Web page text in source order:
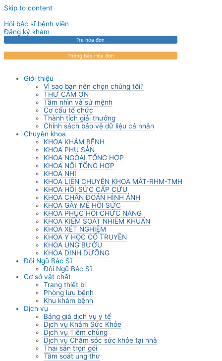
Skip to content
Hỏi bác sĩ bệnh viện
Đăng ký khám
Tra hóa đơn
Thông báo Hóa đơn
Giới thiệu
Vì sao bạn nên chọn chúng tôi?
THƯ CẢM ƠN
Tầm nhìn và sứ mệnh
Cơ cấu tổ chức
Thành tích giải thưởng
Chính sách bảo vệ dữ liệu cá nhân
Chuyên khoa
KHOA KHÁM BỆNH
KHOA PHỤ SẢN
KHOA NGOẠI TỔNG HỢP
KHOA NỘI TỔNG HỢP
KHOA NHI
KHOA LIÊN CHUYÊN KHOA MẮT-RHM-TMH
KHOA HỒI SỨC CẤP CỨU
KHOA CHẨN ĐOÁN HÌNH ẢNH
KHOA GÂY MÊ HỒI SỨC
KHOA PHỤC HỒI CHỨC NĂNG
KHOA KIỂM SOÁT NHIỄM KHUẨN
KHOA XÉT NGHIỆM
KHOA Y HỌC CỔ TRUYỀN
KHOA UNG BƯỚU
KHOA DINH DƯỠNG
Đội Ngũ Bác Sĩ
Đội Ngũ Bác Sĩ
Cơ sở vật chất
Trang thiết bị
Phòng lưu bệnh
Khu khám bệnh
Dịch vụ
Bảng giá dịch vụ y tế
Dịch vụ Khám Sức Khỏe
Dịch vụ Tiêm chủng
Dịch vụ Chăm sóc sức khỏe tại nhà
Thai sản trọn gói
Tầm soát ung thư